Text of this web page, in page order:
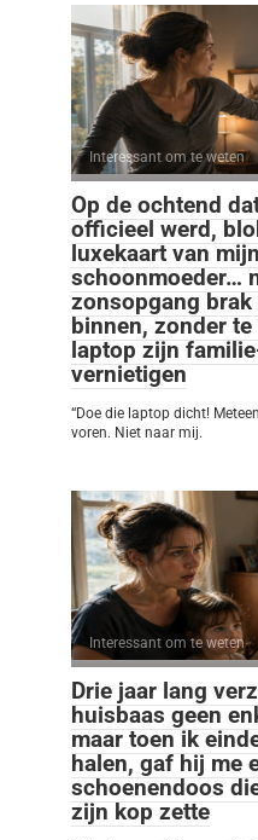
Interessant om te weten
Op de ochtend
officieel werd,
luxekaart van
schoonmoeder…
zonsopgang
binnen, zonder
laptop zijn
vernietigen
“Doe die laptop dicht!
voren. Niet naar mij.
Interessant om te weten
Drie jaar lang
huisbaas geen
maar toen ik
halen, gaf hij me
schoenendoos
zijn kop zette